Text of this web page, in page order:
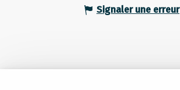
Signaler une erreur